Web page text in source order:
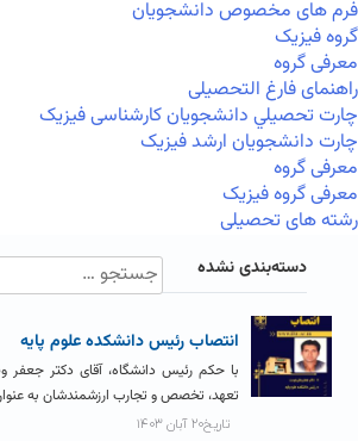
فرم های مخصوص دانشجویان
گروه فیزیک
معرفی گروه
راهنمای فارغ التحصیلی
چارت تحصيلي دانشجویان کارشناسی فیزیک
چارت دانشجویان ارشد فیزیک
معرفی گروه
معرفی گروه فیزیک
رشته های تحصیلی
دسته‌بندی نشده
انتصاب رئيس دانشکده علوم پايه
با حکم رئیس دانشگاه، آقای دکتر
تعهد، تخصص و تجارب ارزشمندشان به
تاریخ۲۰ آبان ۱۴۰۳